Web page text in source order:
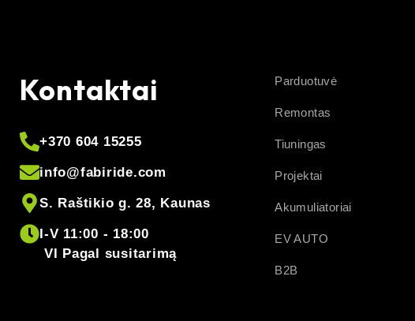
Kontaktai
+370 604 15255
info@fabiride.com
S. Raštikio g. 28, Kaunas
I-V 11:00 - 18:00
VI Pagal susitarimą
Parduotuvė
Remontas
Tiuningas
Projektai
Akumuliatoriai
EV AUTO
B2B